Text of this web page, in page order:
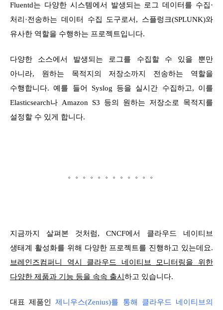
Fluentd는 다양한 시스템에서 발생되는 로그 데이터를 수집·
처리·전송하는 데이터 수집 도구로서, 스플렁크(SPLUNK)와
유사한 역할을 수행하는 프로젝트입니다.
다양한 소스에서 발생되는 로그를 수집할 수 있을 뿐만
아니라, 원하는 목적지의 저장소까지 전송하는 역할을
수행합니다. 예를 들어 Syslog 등을 실시간 수집하고, 이를
Elasticsearch나 Amazon S3 등의 원하는 저장소로 목적지를
설정할 수 있게 합니다.
。。。。。。。。。。。。
지금까지 살펴본 것처럼, CNCF에서 클라우드 네이티브
생태계 활성화를 위해 다양한 프로젝트를 진행하고 있는데요.
브레인즈컴퍼니 역시 클라우드 네이티브 모니터링을 위한
다양한 제품과 기능 등을 속속 출시하고 있습니다.
대표 제품인제니우스(Zenius)를 통해 클라우드 네이티브의